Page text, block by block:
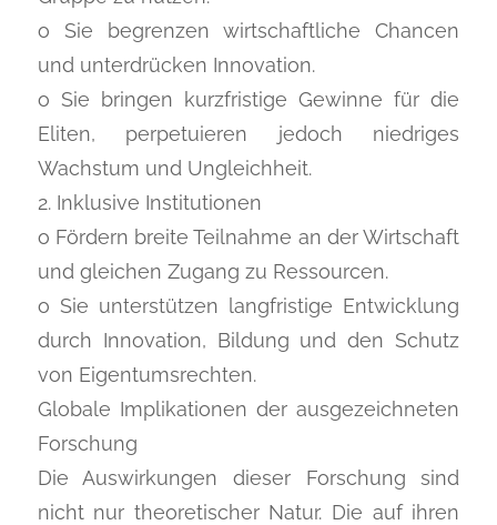
o Sie begrenzen wirtschaftliche Chancen
und unterdrücken Innovation.
o Sie bringen kurzfristige Gewinne für die
Eliten, perpetuieren jedoch niedriges
Wachstum und Ungleichheit.
2. Inklusive Institutionen
o Fördern breite Teilnahme an der Wirtschaft
und gleichen Zugang zu Ressourcen.
o Sie unterstützen langfristige Entwicklung
durch Innovation, Bildung und den Schutz
von Eigentumsrechten.
Globale Implikationen der ausgezeichneten
Forschung
Die Auswirkungen dieser Forschung sind
nicht nur theoretischer Natur. Die auf ihren